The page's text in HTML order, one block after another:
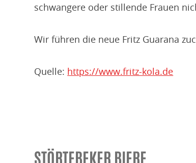
schwangere oder stillende Frauen
Wir führen die neue Fritz Guarana
Quelle: https://www.fritz-kola.de
STÖRTEBEKER BIERE